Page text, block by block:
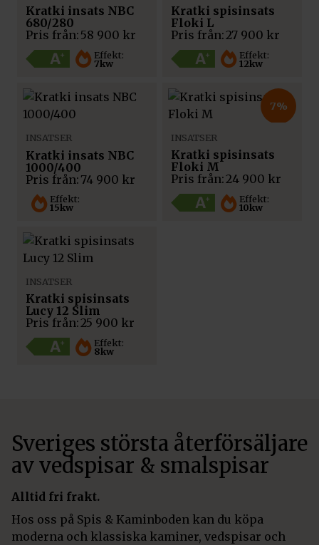
Effekt:
7kw
Kratki insats NBC
680/280
Pris från: 58 900 kr
Effekt:
12kw
Kratki spisinsats
Floki L
Pris från:27 900 kr
Effekt:
15kw
INSATSER
Kratki insats NBC
1000/400
Pris från: 74 900 kr
7%
Effekt:
10kw
INSATSER
Kratki spisinsats
Floki M
Pris från:24 900 kr
Effekt:
8kw
INSATSER
Kratki spisinsats
Lucy 12 Slim
Pris från:25 900 kr
Sveriges största återförsäljare
av vedspisar & smalspisar
Alltid fri frakt.
Hos oss på Spis & Kaminboden kan du köpa
moderna och klassiska kaminer, vedspisar och